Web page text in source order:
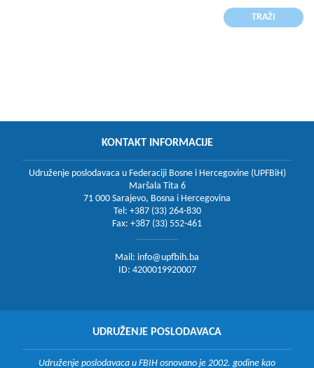
KONTAKT INFORMACIJE
Udruženje poslodavaca u Federaciji Bosne i Hercegovine (UPFBiH)
Maršala Tita 6
71 000 Sarajevo, Bosna i Hercegovina
Tel: +387 (33) 264-830
Fax: +387 (33) 552-461
Mail: info@upfbih.ba
ID: 4200019920007
UDRUŽENJE POSLODAVACA
Udruženje poslodavaca u FBIH osnovano je 2002. godine kao